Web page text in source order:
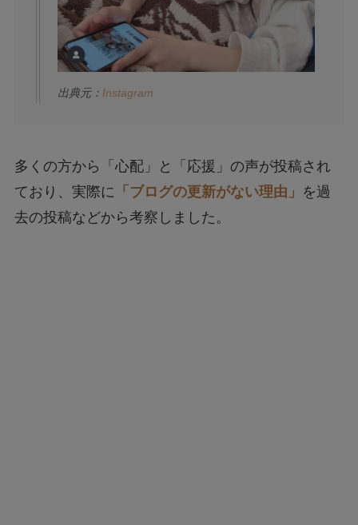
出典元： Instagram
多くの方から「心配」と「応援」の声が投稿され
ており、実際に 「ブログの更新がない理由」 を過
去の投稿などから考察しました。